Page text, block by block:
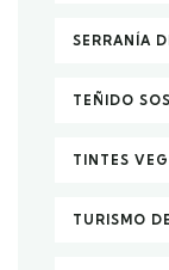
SERRANÍA
TEÑIDO
TINTES
TURISMO